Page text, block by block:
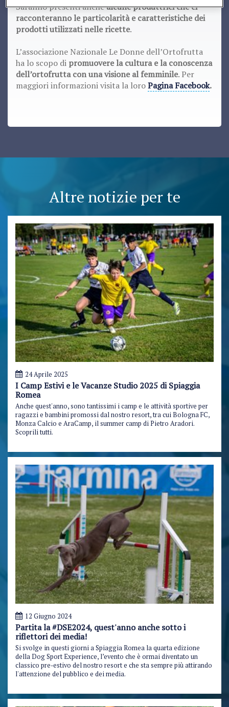
Saranno presenti anchealcune produttrici che ci
racconteranno le particolarità e caratteristiche dei
prodotti utilizzati nelle ricette.
L’associazione Nazionale Le Donne dell’Ortofrutta
ha lo scopo di promuovere la cultura e la conoscenza
dell’ortofrutta con una visione al femminile. Per
maggiori informazioni visita la loroPagina Facebook.
Altre notizie per te
24 Aprile 2025
I Camp Estivi e le Vacanze Studio 2025 di Spiaggia
Romea
Anche quest'anno, sono tantissimi i camp e le attività sportive per
ragazzi e bambini promossi dal nostro resort, tra cui Bologna FC,
Monza Calcio e AraCamp, il summer camp di Pietro Aradori.
Scoprili tutti.
12 Giugno 2024
Partita la #DSE2024, quest'anno anche sotto i
riflettori dei media!
Si svolge in questi giorni a Spiaggia Romea la quarta edizione
della Dog Sport Experience, l’evento che è ormai diventato un
classico pre-estivo del nostro resort e che sta sempre più attirando
l'attenzione del pubblico e dei media.